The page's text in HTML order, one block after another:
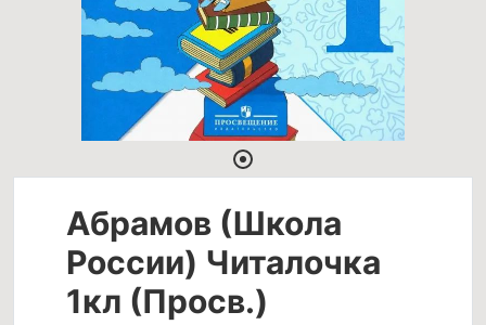
Абрамов (Школа
России) Читалочка
1кл (Просв.)